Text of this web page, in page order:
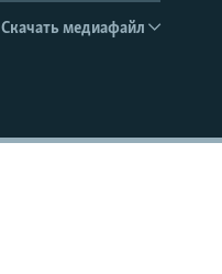
EMBED
Скачать медиафайл